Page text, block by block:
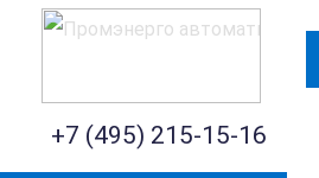
+7 (495) 215-15-16